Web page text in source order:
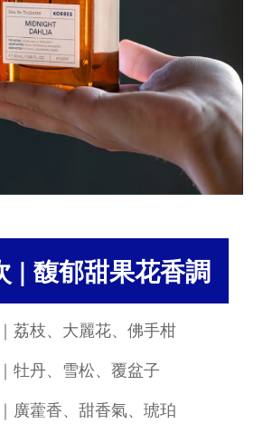
| 馥郁甜果花香調
荔枝、大麗花、佛手柑
牡丹、雪松、覆盆子
廣藿香、甜香氣、琥珀